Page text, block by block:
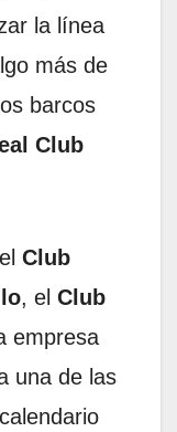
la línea
más de
barcos
Club
Club
, el Club
empresa
una de las